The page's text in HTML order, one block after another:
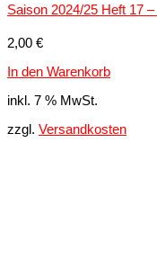
Saison 2024/25 Heft 17
2,00 €
In den Warenkorb
inkl. 7 % MwSt.
zzgl. Versandkosten